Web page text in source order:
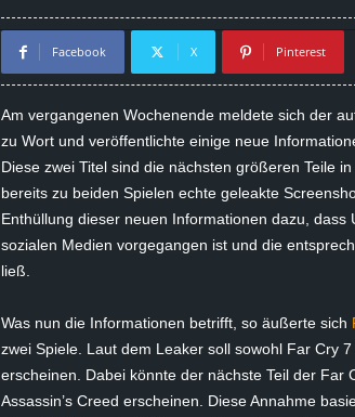
n
s
g
e
z
Facebook X Pinterest
Am vergangenen Wochenende meldete sich der
zu Wort und veröffentlichte einige neue
Diese zwei Titel sind die nächsten größeren Teile
bereits zu beiden Spielen echte geleakte
Enthüllung dieser neuen Informationen dazu,
sozialen Medien vorgegangen ist und die
ließ.
Was nun die Informationen betrifft, so äußerte sich
zwei Spiele. Laut dem Leaker soll sowohl Far Cry
erscheinen. Dabei könnte der nächste Teil der Far
Assassin’s Creed erscheinen. Diese Annahme